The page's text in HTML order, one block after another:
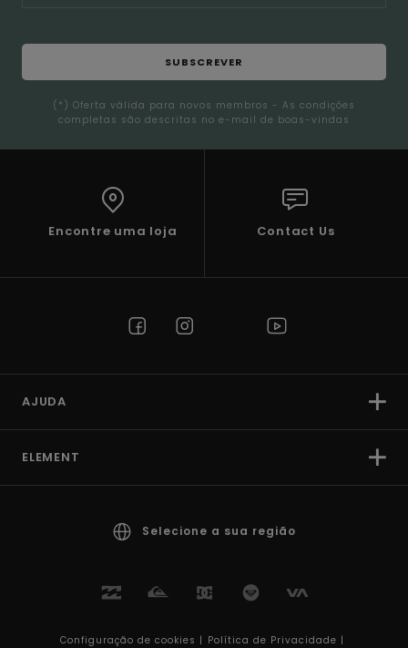
SUBSCREVER
(*) Oferta válida para novos membros - As condições
completas são descritas no e-mail de boas-vindas
Encontre uma loja Contact Us
AJUDA
ELEMENT
Selecione a sua região
Configuração de cookies | Política de Privacidade |